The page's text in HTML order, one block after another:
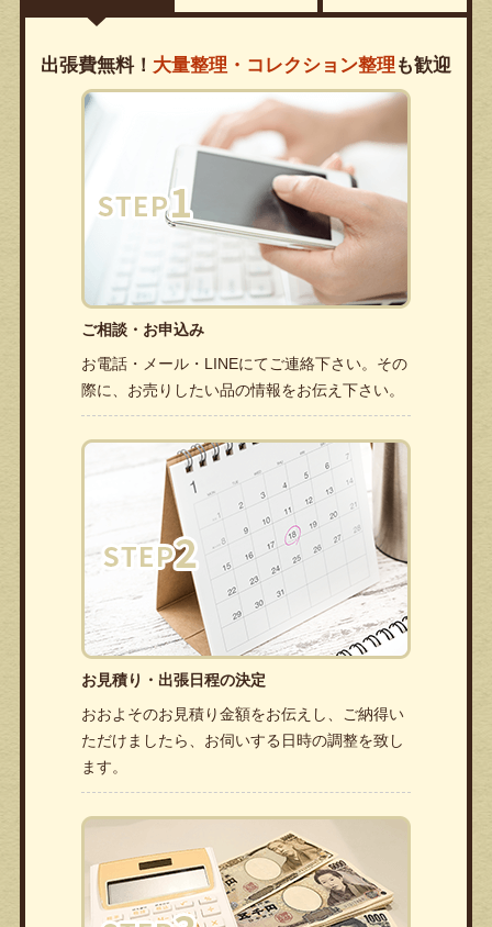
出張費無料！ 大量整理・コレクション整理 も歓迎
ご相談・お申込み
お電話・メール・LINEにてご連絡下さい。その
際に、お売りしたい品の情報をお伝え下さい。
お見積り・出張日程の決定
おおよそのお見積り金額をお伝えし、ご納得い
ただけましたら、お伺いする日時の調整を致し
ます。